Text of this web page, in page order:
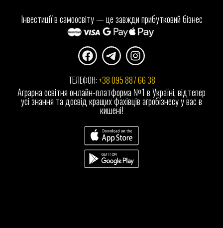
Інвестиції в самоосвіту — це завжди прибутковий бізнес
ТЕЛЕФОН: +38 095 887 66 38
Аграрна освітня онлайн-платформа №1 в Україні, відтепер
усі знання та досвід кращих фахівців агробізнесу у вас в
кишені!